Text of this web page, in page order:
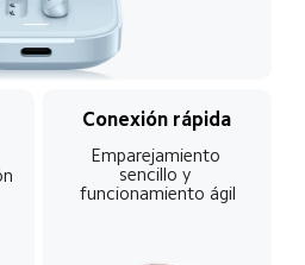
Conexión rápida
Emparejamiento
sencillo y
funcionamiento ágil